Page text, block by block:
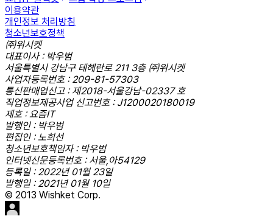
이용약관
개인정보 처리방침
청소년보호정책
㈜위시켓
대표이사 : 박우범
서울특별시 강남구 테헤란로 211 3층 ㈜위시켓
사업자등록번호 : 209-81-57303
통신판매업신고 : 제2018-서울강남-02337 호
직업정보제공사업 신고번호 : J1200020180019
제호 : 요즘IT
발행인 : 박우범
편집인 : 노희선
청소년보호책임자 : 박우범
인터넷신문등록번호 : 서울,아54129
등록일 : 2022년 01월 23일
발행일 : 2021년 01월 10일
© 2013 Wishket Corp.